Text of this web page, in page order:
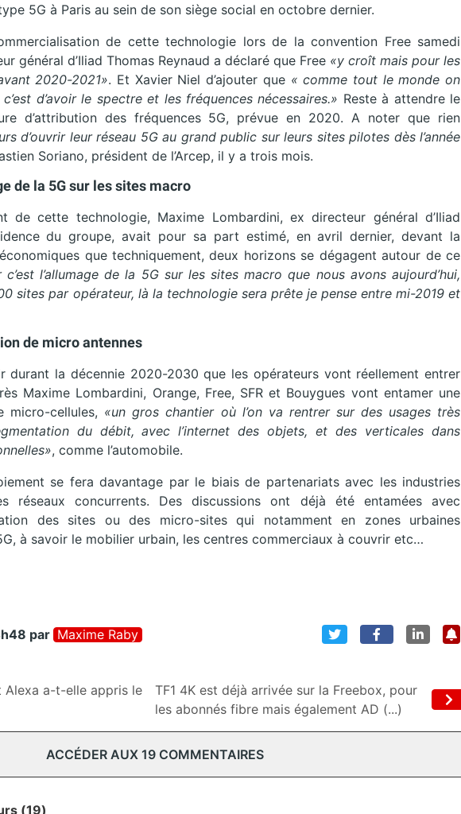
5G à Paris au sein de son siège social en octobre dernier.
de cette technologie lors de la convention Free samedi
général d’Iliad Thomas Reynaud a déclaré que Free «y croît mais pour les
2020-2021». Et Xavier Niel d’ajouter que « comme tout le monde on
d’avoir le spectre et les fréquences nécessaires.» Reste à attendre le
d’attribution des fréquences 5G, prévue en 2020. A noter que rien
d’ouvrir leur réseau 5G au grand public sur leurs sites pilotes dès l’année
Soriano, président de l’Arcep, il y a trois mois.
de la 5G sur les sites macro
de cette technologie, Maxime Lombardini, ex directeur général d’Iliad
du groupe, avait pour sa part estimé, en avril dernier, devant la
que techniquement, deux horizons se dégagent autour de ce
l’allumage de la 5G sur les sites macro que nous avons aujourd’hui,
sites par opérateur, là la technologie sera prête je pense entre mi-2019 et
de micro antennes
durant la décennie 2020-2030 que les opérateurs vont réellement entrer
Maxime Lombardini, Orange, Free, SFR et Bouygues vont entamer une
micro-cellules, «un gros chantier où l’on va rentrer sur des usages très
du débit, avec l’internet des objets, et des verticales dans
, comme l’automobile.
se fera davantage par le biais de partenariats avec les industries
réseaux concurrents. Des discussions ont déjà été entamées avec
des sites ou des micro-sites qui notamment en zones urbaines
à savoir le mobilier urbain, les centres commerciaux à couvrir etc…
par Maxime Raby
Alexa a-t-elle appris le
TF1 4K est déjà arrivée sur la Freebox, pour
les abonnés fibre mais également AD (...)
ACCÉDER AUX 19 COMMENTAIRES
(19)